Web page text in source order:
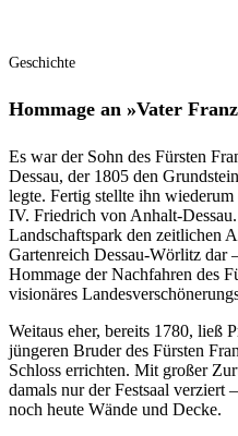
Geschichte
Hommage an »Vater
Es war der Sohn des Fürsten
Dessau, der 1805 den
legte. Fertig stellte ihn
IV. Friedrich von Anhalt-
Landschaftspark den zeitlichen
Gartenreich Dessau-Wörlitz dar
Hommage der Nachfahren des
visionäres
Weitaus eher, bereits 1780, ließ
jüngeren Bruder des Fürsten
Schloss errichten. Mit großer
damals nur der Festsaal verziert
noch heute Wände und Decke.